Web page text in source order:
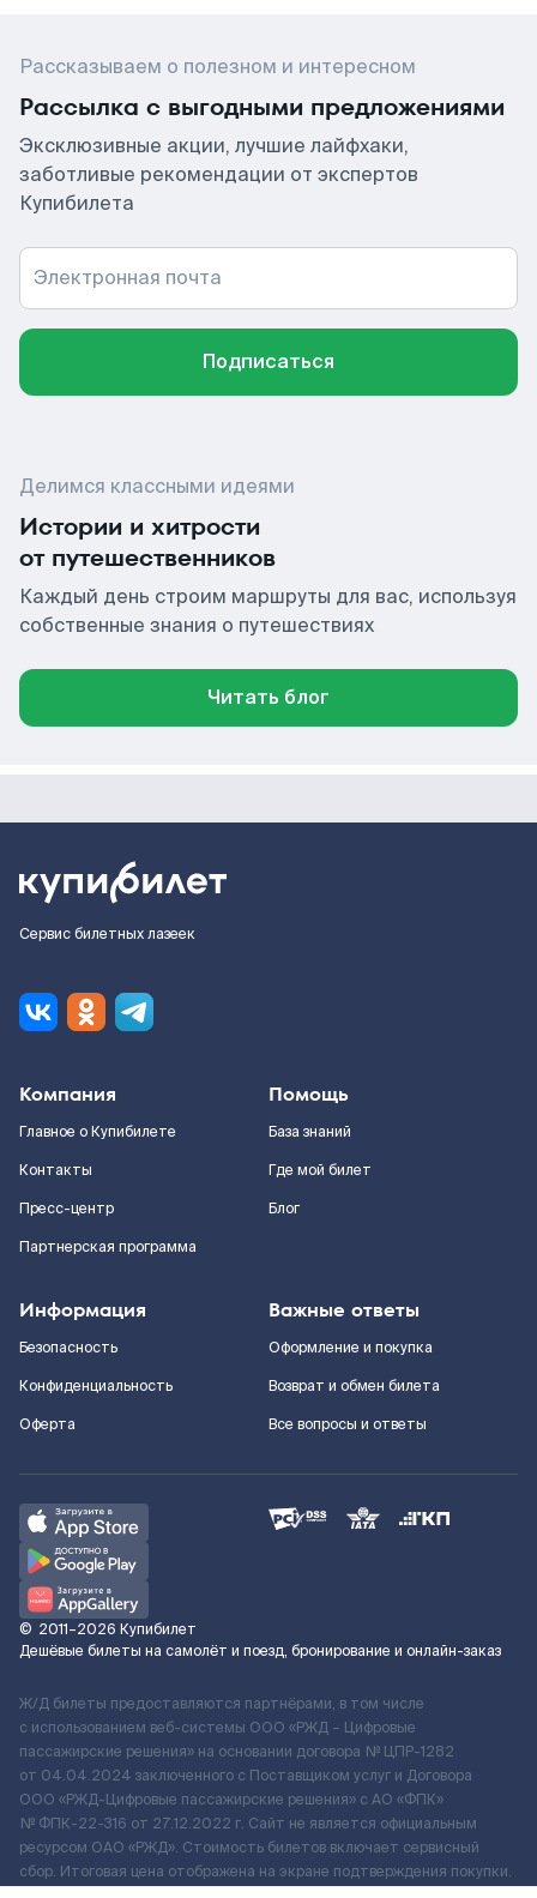
Рассказываем о полезном и интересном
Рассылка с выгодными предложениями
Эксклюзивные акции, лучшие лайфхаки,
заботливые рекомендации от экспертов
Купибилета
Электронная почта
Подписаться
Делимся классными идеями
Истории и хитрости
от путешественников
Каждый день строим маршруты для вас, используя
собственные знания о путешествиях
Читать блог
Сервис билетных лазеек
Компания
Главное о Купибилете
Контакты
Пресс-центр
Партнерская программа
Помощь
База знаний
Где мой билет
Блог
Информация
Безопасность
Конфиденциальность
Оферта
Важные ответы
Оформление и покупка
Возврат и обмен билета
Все вопросы и ответы
© 2011–2026 Купибилет
Дешёвые билеты на самолёт и поезд, бронирование и онлайн-заказ
Ж/Д билеты предоставляются партнёрами, в том числе
с использованием веб-системы ООО «РЖД – Цифровые
пассажирские решения» на основании договора № ЦПР-1282
от 04.04.2024 заключенного с Поставщиком услуг и Договора
ООО «РЖД-Цифровые пассажирские решения» c АО «ФПК»
№ ФПК-22-316 от 27.12.2022 г. Сайт не является официальным
ресурсом ОАО «РЖД». Стоимость билетов включает сервисный
сбор. Итоговая цена отображена на экране подтверждения покупки.